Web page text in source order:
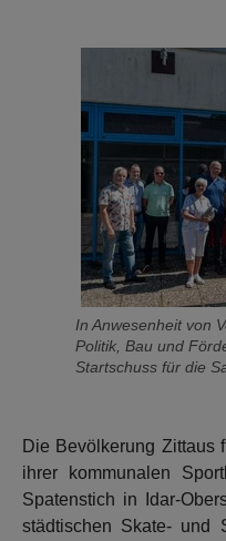
In Anwesenheit von
Politik, Bau und
Startschuss für die
Die Bevölkerung Zittaus
ihrer kommunalen
Spatenstich in Idar-
städtischen Skate- und